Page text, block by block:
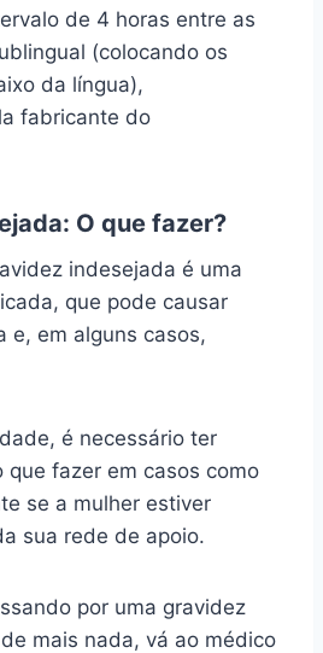
de 4 horas entre as
(colocando os
da língua),
fabricante do
O que fazer?
indesejada é uma
que pode causar
e, em alguns casos,
é necessário ter
que fazer em casos como
se a mulher estiver
sua rede de apoio.
por uma gravidez
mais nada, vá ao médico